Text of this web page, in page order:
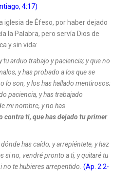
4:17)
iglesia de Éfeso, por haber dejado
la Palabra, pero servía Dios de
y sin vida:
tu arduo trabajo y paciencia; y que no
y has probado a los que se
lo son, y los has hallado mentirosos;
paciencia, y has trabajado
mi nombre, y no has
contra ti, que has dejado tu primer
has caído, y arrepiéntete, y haz
si no, vendré pronto a ti, y quitaré tu
no te hubieres arrepentido. (Ap. 2:2-